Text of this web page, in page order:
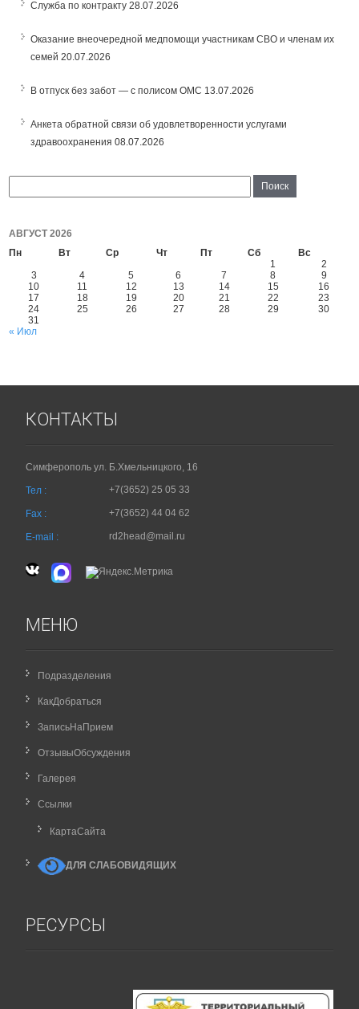
Служба по контракту 28.07.2026
Оказание внеочередной медпомощи участникам СВО и членам их
семей 20.07.2026
В отпуск без забот — с полисом ОМС 13.07.2026
Анкета обратной связи об удовлетворенности услугами
здравоохранения 08.07.2026
АВГУСТ 2026
Пн
Вт Ср Чт Пт Сб
Вс
1
2
3
4 5 6 7 8
9
10
11 12 13 14 15
16
17
18 19 20 21 22
23
24
25 26 27 28 29
30
31
« Июл
КОНТАКТЫ
Симферополь ул. Б.Хмельницкого, 16
Тел : +7(3652) 25 05 33
Fax : +7(3652) 44 04 62
E-mail : rd2head@mail.ru
МЕНЮ
Подразделения
КакДобраться
ЗаписьНаПрием
ОтзывыОбсуждения
Галерея
Ссылки
КартаCайта
ДЛЯ СЛАБОВИДЯЩИХ
РЕСУРСЫ